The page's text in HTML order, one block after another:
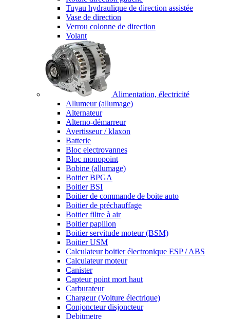
Tuyau hydraulique de direction assistée
Vase de direction
Verrou colonne de direction
Volant
Alimentation, électricité
Allumeur (allumage)
Alternateur
Alterno-démarreur
Avertisseur / klaxon
Batterie
Bloc electrovannes
Bloc monopoint
Bobine (allumage)
Boitier BPGA
Boitier BSI
Boitier de commande de boite auto
Boitier de préchauffage
Boitier filtre à air
Boitier papillon
Boitier servitude moteur (BSM)
Boitier USM
Calculateur boitier électronique ESP / ABS
Calculateur moteur
Canister
Capteur point mort haut
Carburateur
Chargeur (Voiture électrique)
Conjoncteur disjoncteur
Debitmetre